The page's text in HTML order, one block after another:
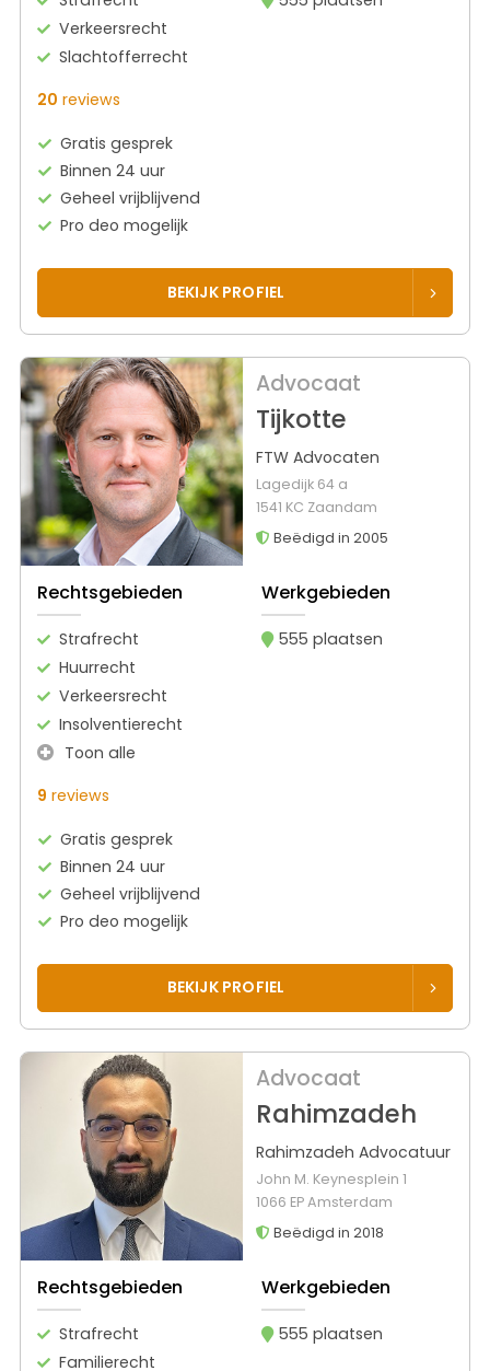
Verkeersrecht
Slachtofferrecht
20 reviews
Gratis gesprek
Binnen 24 uur
Geheel vrijblijvend
Pro deo mogelijk
BEKIJK PROFIEL
Advocaat
Tijkotte
FTW Advocaten
Lagedijk 64 a
1541 KC Zaandam
Beëdigd in 2005
Rechtsgebieden
Strafrecht
Huurrecht
Verkeersrecht
Insolventierecht
Toon alle
Werkgebieden
555 plaatsen
9 reviews
Gratis gesprek
Binnen 24 uur
Geheel vrijblijvend
Pro deo mogelijk
BEKIJK PROFIEL
Advocaat
Rahimzadeh
Rahimzadeh Advocatuur
John M. Keynesplein 1
1066 EP Amsterdam
Beëdigd in 2018
Rechtsgebieden
Strafrecht
Familierecht
Werkgebieden
555 plaatsen